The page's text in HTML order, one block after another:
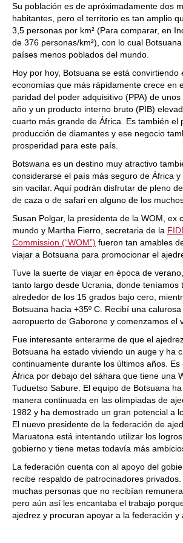
Su población es de apróximadamente dos
habitantes, pero el territorio es tan amplio
3,5 personas por km² (Para comparar, en
de 376 personas/km²), con lo cual
países menos poblados del mundo.
Hoy por hoy, Botsuana se está convirtiendo
economías que más rápidamente crece en
paridad del poder adquisitivo (PPA) de
año y un producto interno bruto (PIB)
cuarto más grande de África. Es también el
producción de diamantes y ese negocio
prosperidad para este país.
Botswana es un destino muy atractivo
considerarse el país más seguro de África
sin vacilar. Aquí podrán disfrutar de pleno
de caza o de safari en alguno de los
Susan Polgar, la presidenta de la WOM, ex
mundo y Martha Fierro, secretaria de la
Commission (“WOM”) fueron tan amables
viajar a Botsuana para promocionar el
Tuve la suerte de viajar en época de
tanto largo desde Ucrania, donde teníamos
alrededor de los 15 grados bajo cero,
Botsuana hacia +35º C. Recibí una
aeropuerto de Gaborone y comenzamos el
Fue interesante enterarme de que el
Botsuana ha estado viviendo un auge y ha
continuamente durante los últimos años.
África por debajo del sáhara que tiene una
Tuduetso Sabure. El equipo de Botsuana
manera continuada en las olimpiadas de
1982 y ha demostrado un gran potencial a
El nuevo presidente de la federación de
Maruatona está intentando utilizar los
gobierno y tiene metas todavía más
La federación cuenta con al apoyo del
recibe respaldo de patrocinadores
muchas personas que no recibían
pero aún así les encantaba el trabajo
ajedrez y procuran apoyar a la federación y